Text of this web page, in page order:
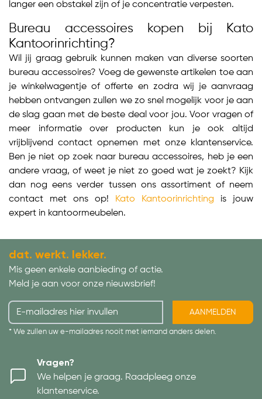
langer een obstakel zijn of je concentratie verpesten.
Bureau accessoires kopen bij Kato
Kantoorinrichting?
Wil jij graag gebruik kunnen maken van diverse soorten
bureau accessoires? Voeg de gewenste artikelen toe aan
je winkelwagentje of offerte en zodra wij je aanvraag
hebben ontvangen zullen we zo snel mogelijk voor je aan
de slag gaan met de beste deal voor jou. Voor vragen of
meer informatie over producten kun je ook altijd
vrijblijvend contact opnemen met onze klantenservice.
Ben je niet op zoek naar bureau accessoires, heb je een
andere vraag, of weet je niet zo goed wat je zoekt? Kijk
dan nog eens verder tussen ons assortiment of neem
contact met ons op! Kato Kantoorinrichting is jouw
expert in kantoormeubelen.
dat. werkt. lekker.
Mis geen enkele aanbieding of actie.
Meld je aan voor onze nieuwsbrief!
AANMELDEN
* We zullen uw e-mailadres nooit met iemand anders delen.
Vragen?
We helpen je graag. Raadpleeg onze
klantenservice.